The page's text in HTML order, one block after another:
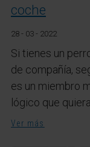
coche
28 - 03 - 2022
Si tienes un
de compañía,
es un miembro
lógico que
Ver más